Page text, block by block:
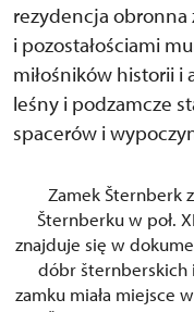
rezydencja obronna
i pozostałościami
miłośników historii i
leśny i podzamcze
spacerów i
Zamek Šternberk
Šternberku w poł.
znajduje się w
dóbr šternberskich
zamku miała miejsce